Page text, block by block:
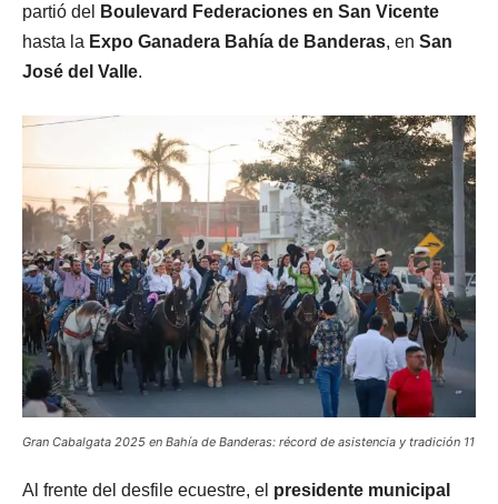
partió del
Boulevard Federaciones en San Vicente
hasta la Expo Ganadera Bahía de Banderas, en San
José del Valle.
Gran Cabalgata 2025 en Bahía de Banderas: récord de asistencia y tradición 11
Al frente del desfile ecuestre, el presidente municipal